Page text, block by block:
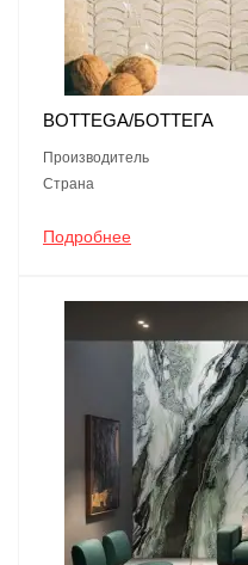
BOTTEGA/БОТТЕГА
Производитель
Страна
Подробнее